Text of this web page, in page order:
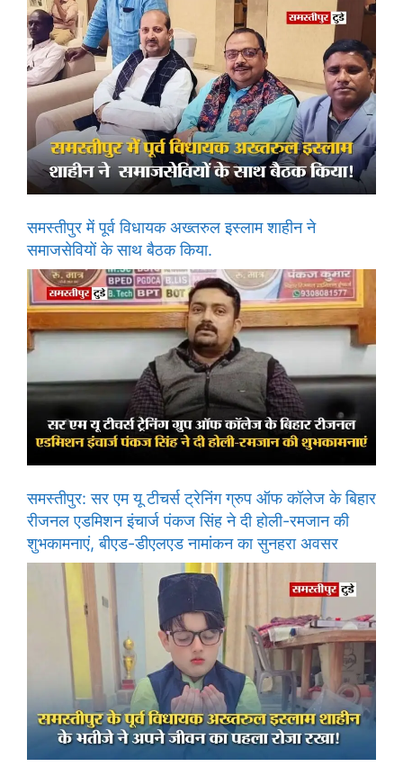
समस्तीपुर में पूर्व विधायक अख्तरुल इस्लाम शाहीन ने
समाजसेवियों के साथ बैठक किया.
समस्तीपुर: सर एम यू टीचर्स ट्रेनिंग ग्रुप ऑफ कॉलेज के बिहार
रीजनल एडमिशन इंचार्ज पंकज सिंह ने दी होली-रमजान की
शुभकामनाएं, बीएड-डीएलएड नामांकन का सुनहरा अवसर